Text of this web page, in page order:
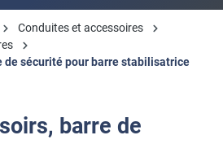
Conduites et accessoires
de sécurité pour barre stabilisatrice
barre de